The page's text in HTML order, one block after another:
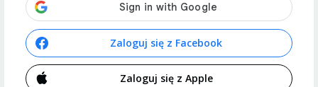
Zaloguj się z Facebook
Zaloguj się z Apple